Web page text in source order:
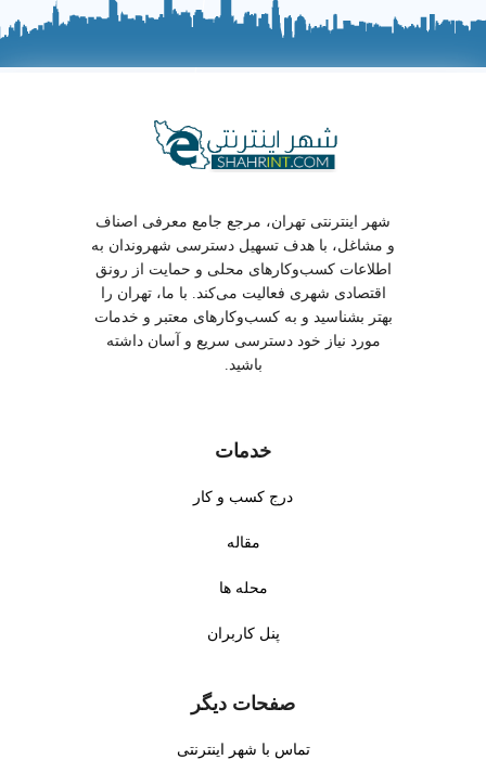
شهر اینترنتی تهران، مرجع جامع معرفی اصناف
و مشاغل، با هدف تسهیل دسترسی شهروندان به
اطلاعات کسب‌وکارهای محلی و حمایت از رونق
اقتصادی شهری فعالیت می‌کند. با ما، تهران را
بهتر بشناسید و به کسب‌وکارهای معتبر و خدمات
مورد نیاز خود دسترسی سریع و آسان داشته
باشید.
خدمات
درج کسب و کار
مقاله
محله ها
پنل کاربران
صفحات دیگر
تماس با شهر اینترنتی